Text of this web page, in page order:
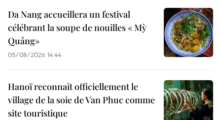
Da Nang accueillera un festival
célébrant la soupe de nouilles « Mỳ
Quảng»
05/08/2026 14:44
Hanoï reconnaît officiellement le
village de la soie de Van Phuc comme
site touristique